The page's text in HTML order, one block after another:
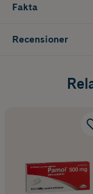
Fakta
Recensioner